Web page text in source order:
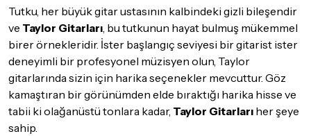
Detaylar içintıklayınız
İade Koşulları
Sitemiz üzerinden satın almış olduğunuz ürünleri, teslimat
tarihinden itibaren14 Gün içerisinde iade edebilir ya da
değiştirebilirsiniz.
İadesi ve değişimi mümkün olmayan ürünler için
Tutku, her büyük gitar ustasının kalbindeki gizli bileşendir
ve Taylor Gitarları, bu tutkunun hayat bulmuş mükemmel
birer örnekleridir. İster başlangıç seviyesi bir gitarist ister
deneyimli bir profesyonel müzisyen olun, Taylor
gitarlarında sizin için harika seçenekler mevcuttur. Göz
kamaştıran bir görünümden elde bıraktığı harika hisse ve
tabii ki olağanüstü tonlara kadar, Taylor Gitarları her şeye
sahip.